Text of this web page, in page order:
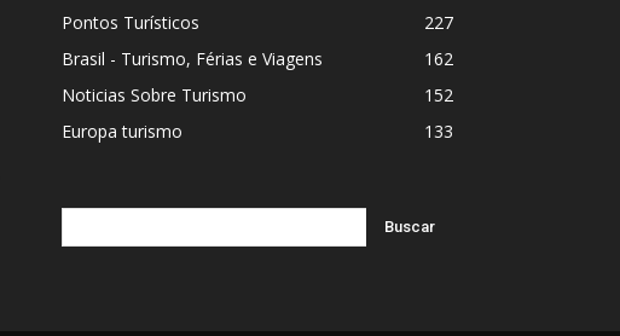
Pontos Turísticos
227
Brasil - Turismo, Férias e Viagens
162
Noticias Sobre Turismo
152
Europa turismo
133